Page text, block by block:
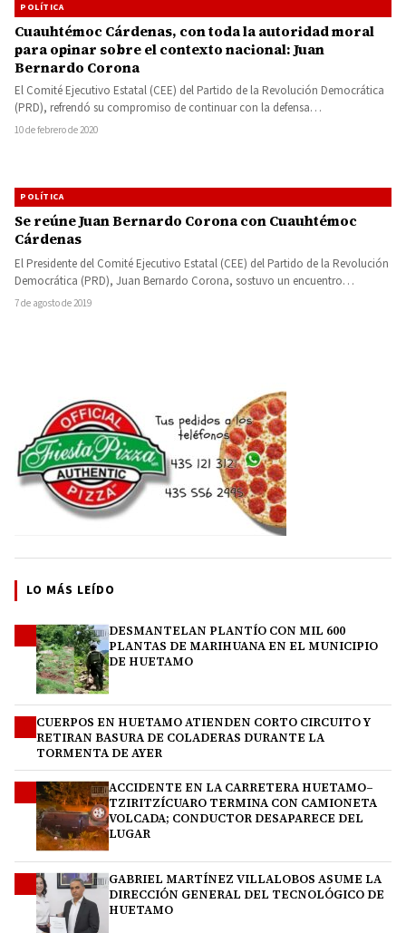
POLÍTICA
Cuauhtémoc Cárdenas, con toda la autoridad moral
para opinar sobre el contexto nacional: Juan
Bernardo Corona
El Comité Ejecutivo Estatal (CEE) del Partido de la Revolución Democrática
(PRD), refrendó su compromiso de continuar con la defensa…
10 de febrero de 2020
POLÍTICA
Se reúne Juan Bernardo Corona con Cuauhtémoc
Cárdenas
El Presidente del Comité Ejecutivo Estatal (CEE) del Partido de la Revolución
Democrática (PRD), Juan Bernardo Corona, sostuvo un encuentro…
7 de agosto de 2019
LO MÁS LEÍDO
DESMANTELAN PLANTÍO CON MIL 600
PLANTAS DE MARIHUANA EN EL MUNICIPIO
DE HUETAMO
CUERPOS EN HUETAMO ATIENDEN CORTO CIRCUITO Y
RETIRAN BASURA DE COLADERAS DURANTE LA
TORMENTA DE AYER
ACCIDENTE EN LA CARRETERA HUETAMO–
TZIRITZÍCUARO TERMINA CON CAMIONETA
VOLCADA; CONDUCTOR DESAPARECE DEL
LUGAR
GABRIEL MARTÍNEZ VILLALOBOS ASUME LA
DIRECCIÓN GENERAL DEL TECNOLÓGICO DE
HUETAMO